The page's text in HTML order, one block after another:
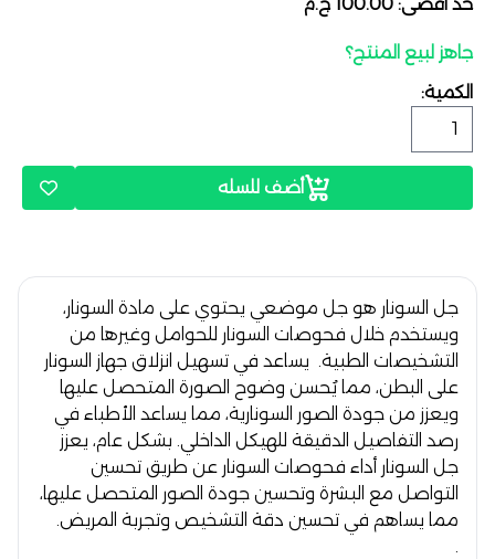
جاهز لبيع المنتج؟
الكمية:
أضف للسله
جل السونار هو جل موضعي يحتوي على مادة السونار،
ويستخدم خلال فحوصات السونار للحوامل وغيرها من
التشخيصات الطبية. يساعد في تسهيل انزلاق جهاز السونار
على البطن، مما يُحسن وضوح الصورة المتحصل عليها
ويعزز من جودة الصور السونارية، مما يساعد الأطباء في
رصد التفاصيل الدقيقة للهيكل الداخلي. بشكل عام، يعزز
جل السونار أداء فحوصات السونار عن طريق تحسين
التواصل مع البشرة وتحسين جودة الصور المتحصل عليها،
مما يساهم في تحسين دقة التشخيص وتجربة المريض.
.